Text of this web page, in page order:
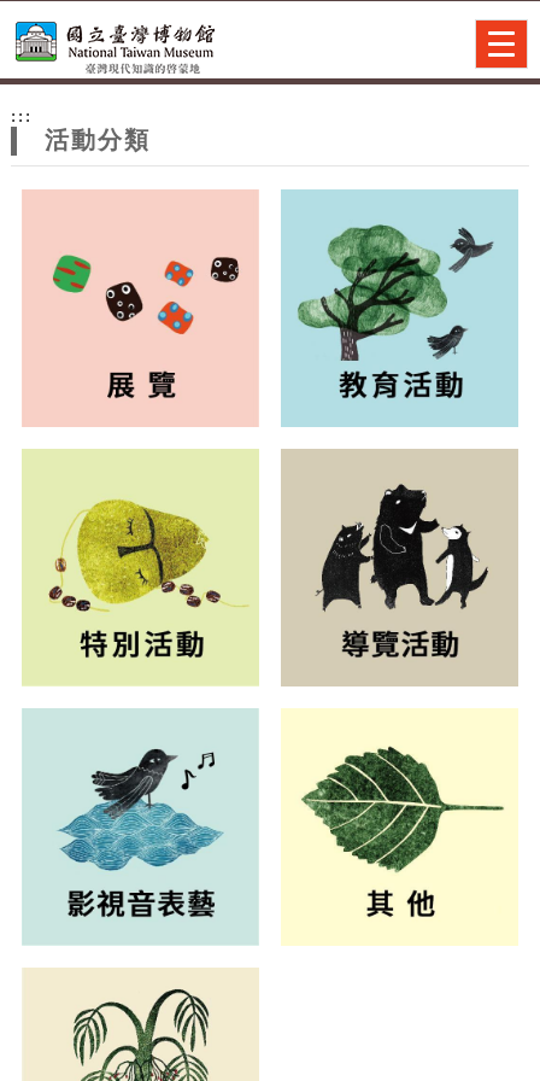
網
站
主
:::
活動分類